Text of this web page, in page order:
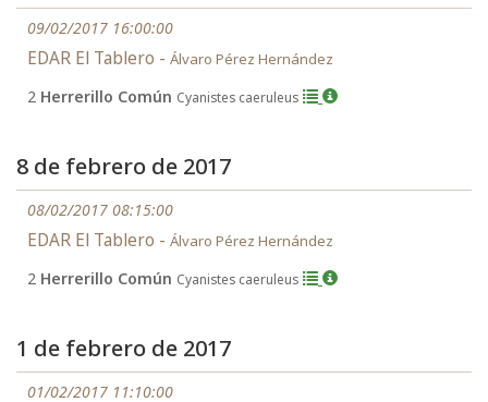
09/02/2017 16:00:00
EDAR El Tablero - Álvaro Pérez Hernández
2 Herrerillo Común Cyanistes caeruleus
8 de febrero de 2017
08/02/2017 08:15:00
EDAR El Tablero - Álvaro Pérez Hernández
2 Herrerillo Común Cyanistes caeruleus
1 de febrero de 2017
01/02/2017 11:10:00